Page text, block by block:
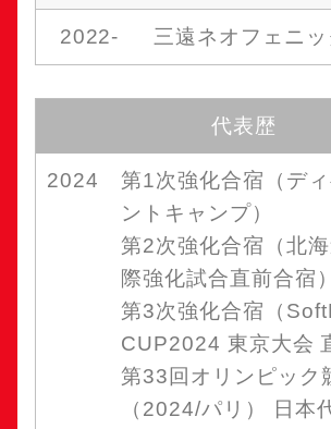
2022- 三遠ネオフェニッ
代表歴
2024
第1次強化合宿（デ
ントキャンプ）
第2次強化合宿（北
際強化試合直前合宿）
第3次強化合宿（
CUP2024 東京大会
第33回オリンピック
（2024/パリ） 日本